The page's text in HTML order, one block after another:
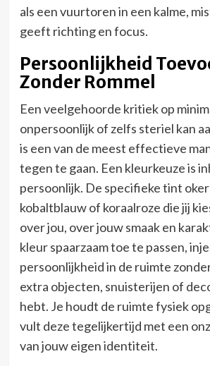
als een vuurtoren in een kalme,
geeft richting en focus.
Persoonlijkheid
Zonder Rommel
Een veelgehoorde kritiek op
onpersoonlijk of zelfs steriel kan
is een van de meest effectieve
tegen te gaan. Een kleurkeuze is
persoonlijk. De specifieke tint
kobaltblauw of koraalroze die jij
over jou, over jouw smaak en
kleur spaarzaam toe te passen,
persoonlijkheid in de ruimte
extra objecten, snuisterijen of
hebt. Je houdt de ruimte fysiek
vult deze tegelijkertijd met een
van jouw eigen identiteit.